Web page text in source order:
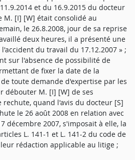
et du 16.9.2015 du docteur
M. [I] [W] était consolidé au
le 26.8.2008, jour de sa reprise
deux heures, il a présenté une
du travail du 17.12.2007 » ;
sur l'absence de possibilité de
de fixer la date de la
toute demande d'expertise par les
débouter M. [I] [W] de ses
quand l'avis du docteur [S]
le 26 août 2008 en relation avec
décembre 2007, s'imposait à elle, la
L. 141-1 et L. 141-2 du code de
rédaction applicable au litige ;